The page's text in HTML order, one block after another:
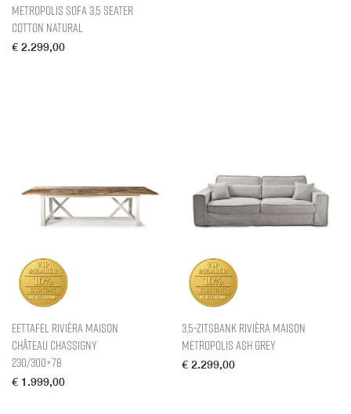
Metropolis Sofa 3,5 Seater
Cotton Natural
€ 2.299,00
Eettafel Rivièra Maison
Château Chassigny
230/300×78
€ 1.999,00
3,5-zitsbank Rivièra Maison
Metropolis Ash Grey
€ 2.299,00